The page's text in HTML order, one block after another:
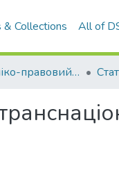
& Collections All of
04. Економіко-правовий факультет